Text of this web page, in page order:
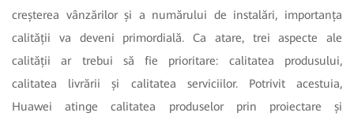
creșterea vânzărilor și a numărului de instalări, importanța
calității va deveni primordială. Ca atare, trei aspecte ale
calității ar trebui să fie prioritare: calitatea produsului,
calitatea livrării și calitatea serviciilor. Potrivit acestuia,
Huawei atinge calitatea produselor prin proiectare și